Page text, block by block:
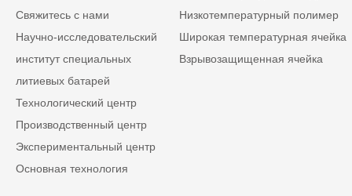
Свяжитесь с нами
Научно-исследовательский
институт специальных
литиевых батарей
Технологический центр
Производственный центр
Экспериментальный центр
Основная технология
Низкотемпературный полимер
Широкая температурная ячейка
Взрывозащищенная ячейка